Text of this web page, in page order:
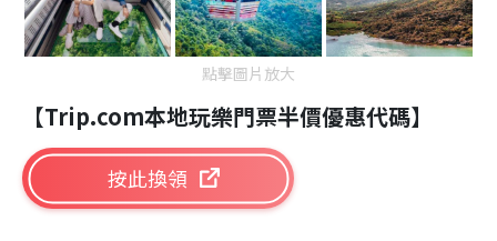
點擊圖片放大
【Trip.com本地玩樂門票半價優惠代碼】
按此換領